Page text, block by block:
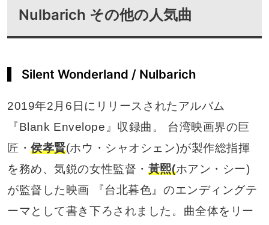
Nulbarich その他の人気曲
Silent Wonderland / Nulbarich
2019年2月6日にリリースされたアルバム
『Blank Envelope』収録曲。 台湾映画界の巨
匠・侯孝賢(ホウ・シャオシェン)が製作総指揮
を務め、気鋭の女性監督・ 黃熙(ホアン・シー)
が監督した映画 『台北暮色』のエンディングテ
ーマとして書き下ろされました。曲全体をリー